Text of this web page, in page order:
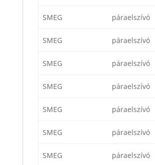
SMEG páraelszívó
SMEG páraelszívó
SMEG páraelszívó
SMEG páraelszívó
SMEG páraelszívó
SMEG páraelszívó
SMEG páraelszívó